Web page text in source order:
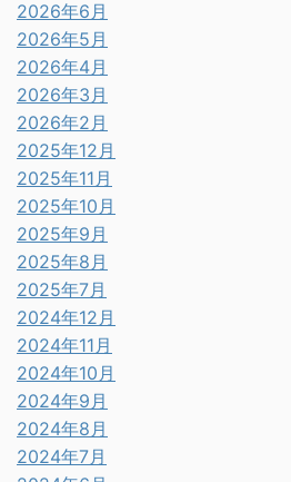
2026年6月
2026年5月
2026年4月
2026年3月
2026年2月
2025年12月
2025年11月
2025年10月
2025年9月
2025年8月
2025年7月
2024年12月
2024年11月
2024年10月
2024年9月
2024年8月
2024年7月